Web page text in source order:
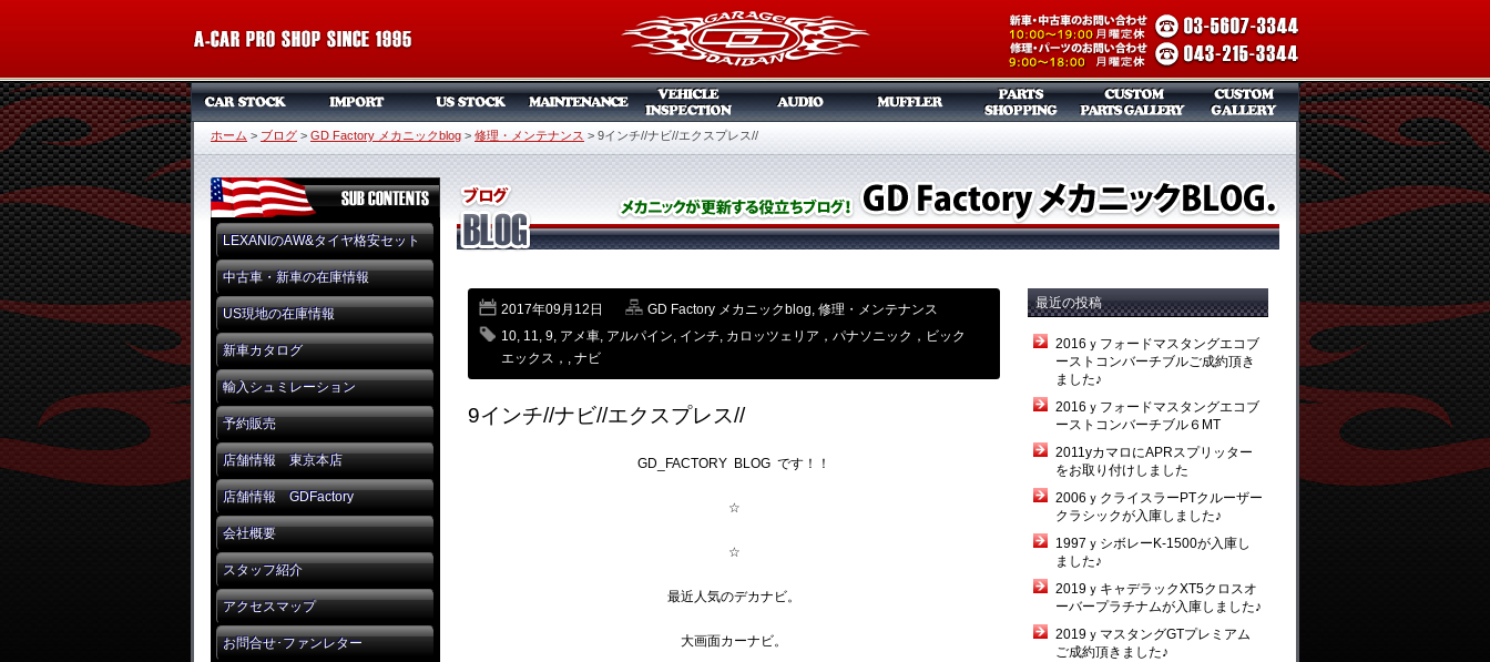
ホーム > ブログ > GD Factory メカニックblog > 修理・メンテナンス > 9インチ//ナビ//エクスプレス//
LEXANIのAW&タイヤ格安セット
中古車・新車の在庫情報
US現地の在庫情報
新車カタログ
輸入シュミレーション
予約販売
店舗情報 東京本店
店舗情報 GDFactory
会社概要
スタッフ紹介
アクセスマップ
お問合せ･ファンレター
2017年09月12日 GD Factory メカニックblog, 修理・メンテナンス
10, 11, 9, アメ車, アルパイン, インチ, カロッツェリア，パナソニック，ビック
エックス， , ナビ
9インチ//ナビ//エクスプレス//
GD_FACTORY BLOG です！！
☆
☆
最近人気のデカナビ。
大画面カーナビ。
最近の投稿
2016ｙフォードマスタングエコブ
ーストコンバーチブルご成約頂き
ました♪
2016ｙフォードマスタングエコブ
ーストコンバーチブル６MT
2011yカマロにAPRスプリッター
をお取り付けしました
2006ｙクライスラーPTクルーザー
クラシックが入庫しました♪
1997ｙシボレーK-1500が入庫し
ました♪
2019ｙキャデラックXT5クロスオ
ーバープラチナムが入庫しました♪
2019ｙマスタングGTプレミアム
ご成約頂きました♪